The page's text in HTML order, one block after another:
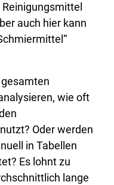
auch hier kann
wie oft
Oder werden
in Tabellen
Es lohnt zu
lange